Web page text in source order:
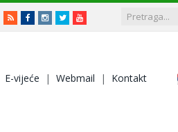
RSSFacebookInstagram
TwitterYoutube
E-vijeće | Webmail | Kontakt